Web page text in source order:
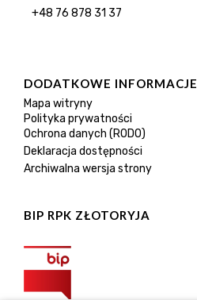
+48 76 878 31 37
DODATKOWE INFORMACJE
Mapa witryny
Polityka prywatności
Ochrona danych (RODO)
Deklaracja dostępności
Archiwalna wersja strony
BIP RPK ZŁOTORYJA